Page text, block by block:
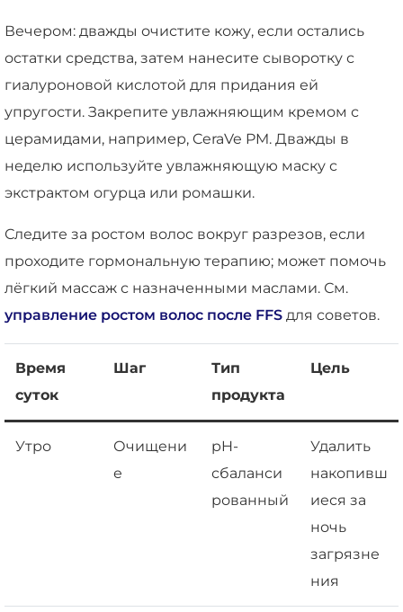
Вечером: дважды очистите кожу, если остались
остатки средства, затем нанесите сыворотку с
гиалуроновой кислотой для придания ей
упругости. Закрепите увлажняющим кремом с
церамидами, например, CeraVe PM. Дважды в
неделю используйте увлажняющую маску с
экстрактом огурца или ромашки.
Следите за ростом волос вокруг разрезов, если
проходите гормональную терапию; может помочь
лёгкий массаж с назначенными маслами. См.
управление ростом волос после FFS для советов.
Время
суток
Шаг
Тип
продукта
Цель
Утро
Очищени
е
pH-
сбаланси
рованный
Удалить
накопивш
иеся за
ночь
загрязне
ния